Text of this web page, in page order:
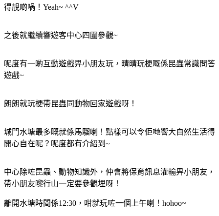
得靚啲喎！Yeah~ ^^V
之後就繼續響遊客中心四圍參觀~
呢度有一啲互動遊戲畀小朋友玩，晴晴玩梗嘅係昆蟲常識問答
遊戲~
朗朗就玩梗帶昆蟲同動物回家遊戲呀！
城門水塘最多嘅就係馬騮喇！點樣可以令佢哋響大自然生活得
開心自在呢？呢度都有介紹到~
中心除咗昆蟲、動物知識外，仲會將保育訊息灌輸畀小朋友，
帶小朋友嚟行山一定要參觀埋呀！
離開水塘時間係12:30，咁就玩咗一個上午喇！hohoo~